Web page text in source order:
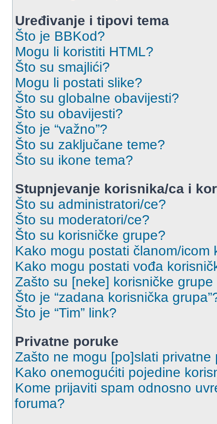
Uređivanje i tipovi tema
Što je BBKod?
Mogu li koristiti HTML?
Što su smajlići?
Mogu li postati slike?
Što su globalne obavijesti?
Što su obavijesti?
Što je “važno”?
Što su zaključane teme?
Što su ikone tema?
Stupnjevanje korisnika/ca i
Što su administratori/ce?
Što su moderatori/ce?
Što su korisničke grupe?
Kako mogu postati članom/icom
Kako mogu postati vođa
Zašto su [neke] korisničke
Što je “zadana korisnička
Što je “Tim” link?
Privatne poruke
Zašto ne mogu [po]slati privatne
Kako onemogućiti pojedine
Kome prijaviti spam odnosno
foruma?